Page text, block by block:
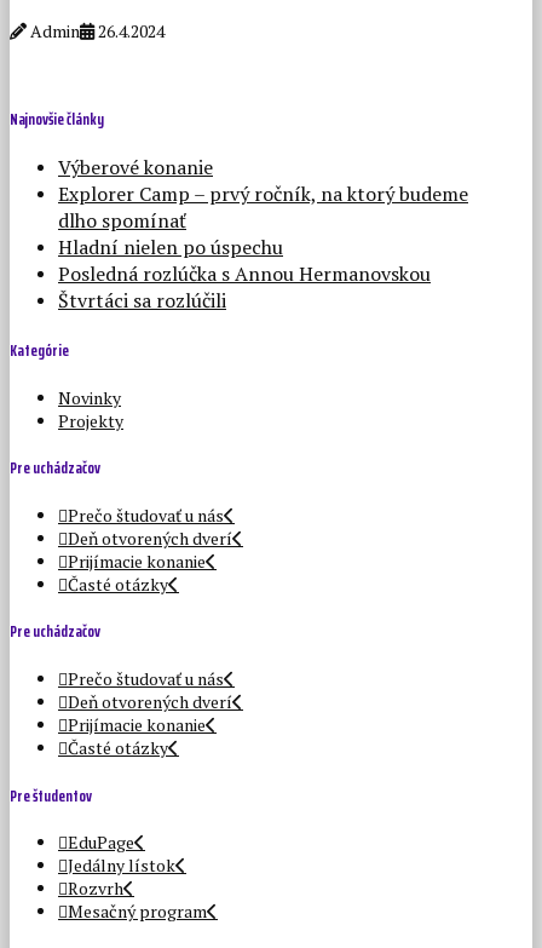
Admin 26.4.2024
Najnovšie články
Výberové konanie
Explorer Camp – prvý ročník, na ktorý budeme
dlho spomínať
Hladní nielen po úspechu
Posledná rozlúčka s Annou Hermanovskou
Štvrtáci sa rozlúčili
Kategórie
Novinky
Projekty
Pre uchádzačov
Prečo študovať u nás
Deň otvorených dverí
Prijímacie konanie
Časté otázky
Pre uchádzačov
Prečo študovať u nás
Deň otvorených dverí
Prijímacie konanie
Časté otázky
Pre študentov
EduPage
Jedálny lístok
Rozvrh
Mesačný program